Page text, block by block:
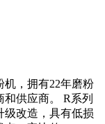
机，拥有22年磨粉
供应商。 R系列
级改造，具有低损